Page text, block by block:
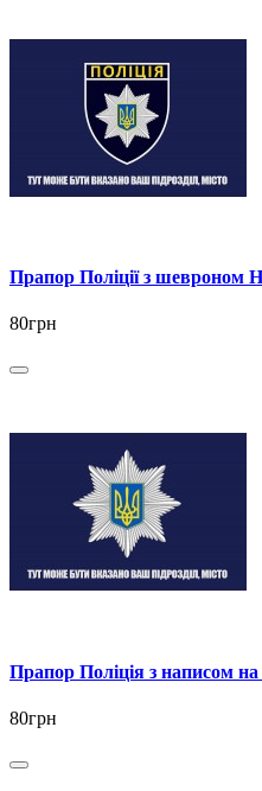
Прапор Поліції з шевроном
80грн
Прапор Поліція з написом
80грн